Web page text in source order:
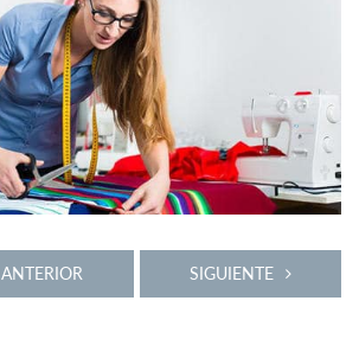
SIGUIENTE
ANTERIOR